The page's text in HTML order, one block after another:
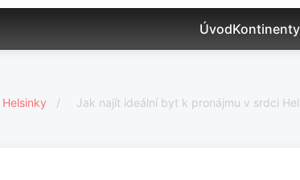
Úvod
Helsinky / Jak najít ideální byt k pronájmu v srdci